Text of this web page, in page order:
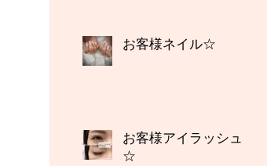
お客様ネイル☆
お客様アイラッシュ
☆